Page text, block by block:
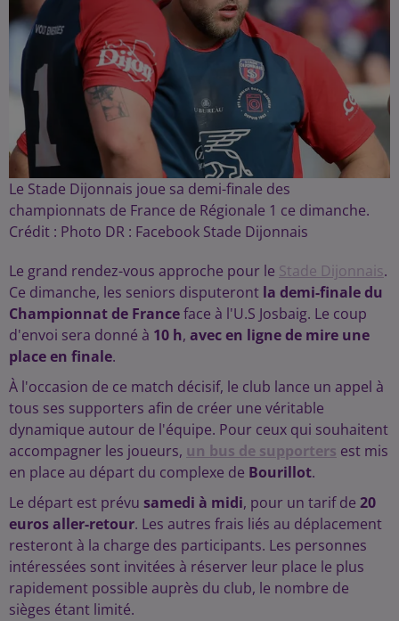
Le Stade Dijonnais joue sa demi-finale des
championnats de France de Régionale 1 ce dimanche.
Crédit : Photo DR : Facebook Stade Dijonnais
Le grand rendez-vous approche pour le Stade Dijonnais.
Ce dimanche, les seniors disputeront la demi-finale du
Championnat de Franceface à l'U.S Josbaig. Le coup
d'envoi sera donné à 10 h, avec en ligne de mire une
place en finale.
À l'occasion de ce match décisif, le club lance un appel à
tous ses supporters afin de créer une véritable
dynamique autour de l'équipe. Pour ceux qui souhaitent
accompagner les joueurs, un bus de supporters est mis
en place au départ du complexe de Bourillot.
Le départ est prévu samedi à midi, pour un tarif de 20
euros aller-retour. Les autres frais liés au déplacement
resteront à la charge des participants. Les personnes
intéressées sont invitées à réserver leur place le plus
rapidement possible auprès du club, le nombre de
sièges étant limité.